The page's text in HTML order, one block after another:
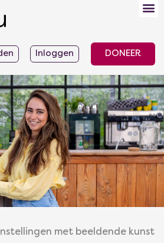
Inloggen DONEER
met beeldende kunst